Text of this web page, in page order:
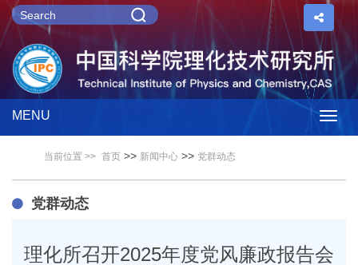
MENU
当前位置 >> 首页 >> 新闻中心 >> 党群动态
党群动态
理化所召开2025年度党风廉政报告会